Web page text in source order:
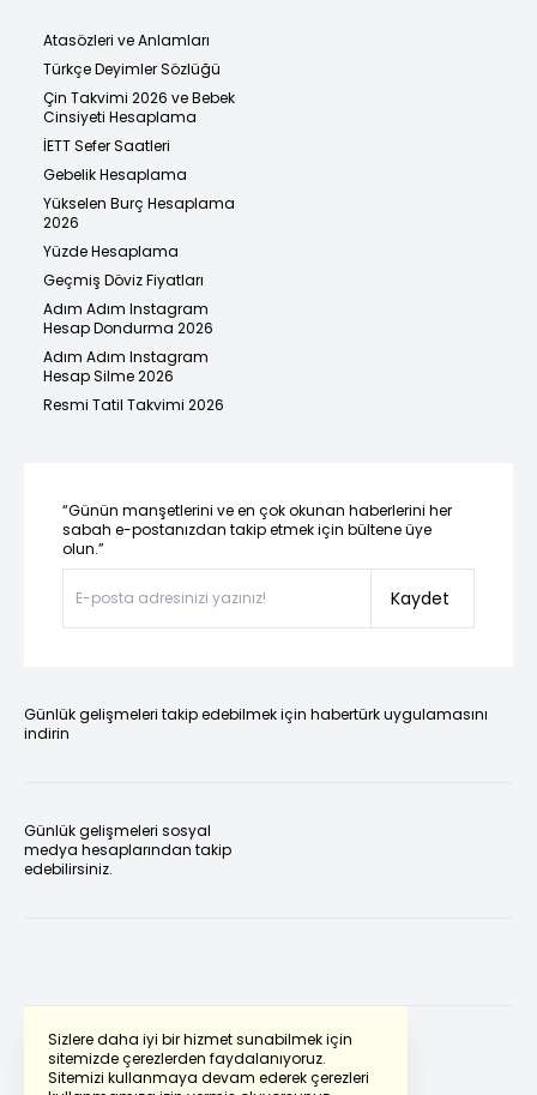
Sizlere daha iyi bir hizmet sunabilmek için
sitemizde çerezlerden faydalanıyoruz.
Sitemizi kullanmaya devam ederek çerezleri
Atasözleri ve Anlamları
Türkçe Deyimler Sözlüğü
Çin Takvimi 2026 ve Bebek
Cinsiyeti Hesaplama
İETT Sefer Saatleri
Gebelik Hesaplama
Yükselen Burç Hesaplama
2026
Yüzde Hesaplama
Geçmiş Döviz Fiyatları
Adım Adım Instagram
Hesap Dondurma 2026
Adım Adım Instagram
Hesap Silme 2026
Resmi Tatil Takvimi 2026
“Günün manşetlerini ve en çok okunan haberlerini her
sabah e-postanızdan takip etmek için bültene üye
olun.”
Kaydet
Günlük gelişmeleri takip edebilmek için habertürk uygulamasını
indirin
Günlük gelişmeleri sosyal
medya hesaplarından takip
edebilirsiniz.
Powered by Translate